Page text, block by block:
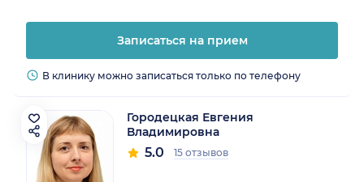
Записаться на прием
В клинику можно записаться только по телефону
Городецкая Евгения
Владимировна
5.0 15 отзывов